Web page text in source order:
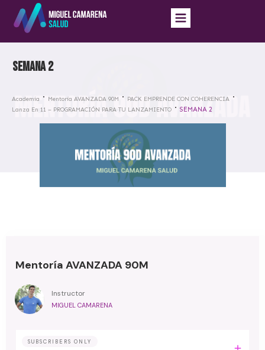
SEMANA 2
Academia Mentoría AVANZADA 90M
PACK EMPRENDE CON COHERENCIA
Lanza En 11 – PROGRAMACIÓN PARA TU LANZAMIENTO
SEMANA 2
Mentoría AVANZADA 90M
Instructor
MIGUEL CAMARENA
SUBSCRIBERS ONLY